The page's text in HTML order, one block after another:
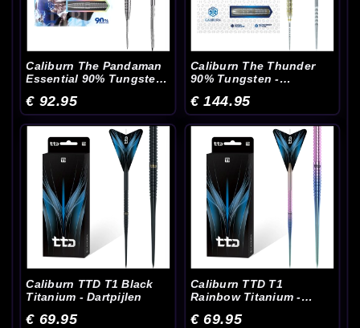
Caliburn The Pandaman
Essential 90% Tungsten
€ 92.95
Caliburn The Thunder
90% Tungsten -
€ 144.95
Caliburn TTD T1 Black
Titanium - Dartpijlen
€ 69.95
Caliburn TTD T1
Rainbow Titanium -
€ 69.95